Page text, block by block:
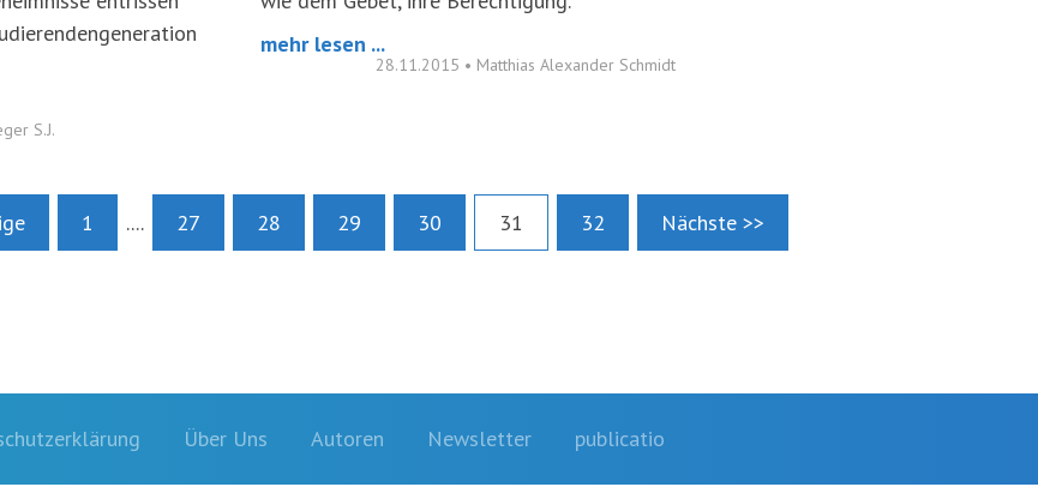
S.J.
mehr lesen ...
28.11.2015 • Matthias Alexander Schmidt
1 .... 27 28 29 30 31 32 Nächste >>
überspringen
Über Uns Autoren Newsletter publicatio